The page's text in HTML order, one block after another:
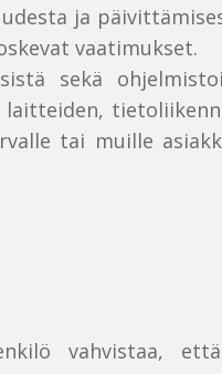
ja
vaatimukset.
sekä
tai muille
vahvistaa,